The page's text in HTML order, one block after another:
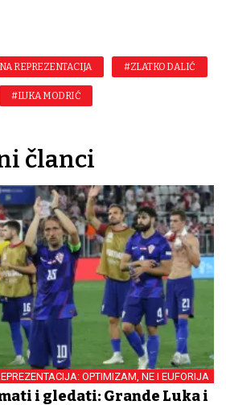
REPREZENTACIJA #ZLATKO DALIĆ
#LUKA MODRIĆ
članci
OPTIMIZAM, NE I EUFORIJA
i gledati: Grande Luka i